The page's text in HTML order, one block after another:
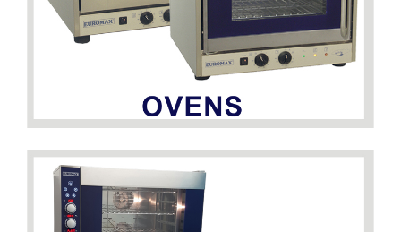
DETAILS